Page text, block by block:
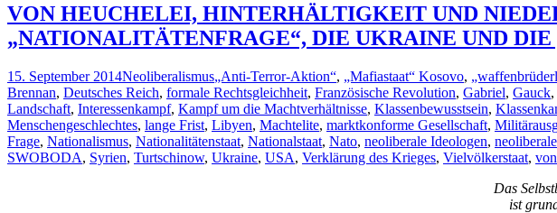
VON HEUCHELEI, HINTERHÄLTIGKEIT UND
„NATIONALITÄTENFRAGE“, DIE UKRAINE UND DIE
15. September 2014Neoliberalismus„Anti-Terror-Aktion“, „Mafiastaat“ Kosovo,
Brennan, Deutsches Reich, formale Rechtsgleichheit, Französische Revolution, Gabriel, Gauck,
Landschaft, Interessenkampf, Kampf um die Machtverhältnisse, Klassenbewusstsein,
Menschengeschlechtes, lange Frist, Libyen, Machtelite, marktkonforme Gesellschaft,
Frage, Nationalismus, Nationalitätenstaat, Nationalstaat, Nato, neoliberale Ideologen,
SWOBODA, Syrien, Turtschinow, Ukraine, USA, Verklärung des Krieges, Vielvölkerstaat,
Das
ist